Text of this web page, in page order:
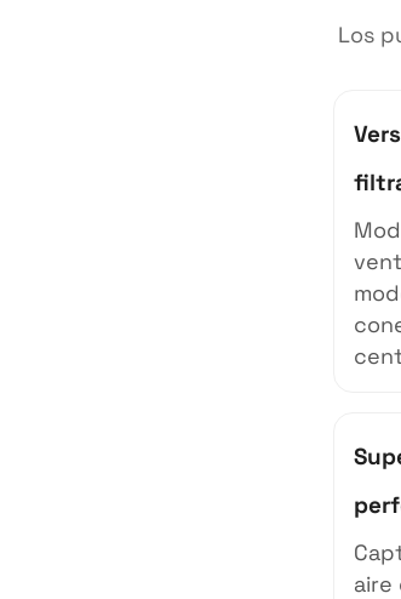
Los
aire